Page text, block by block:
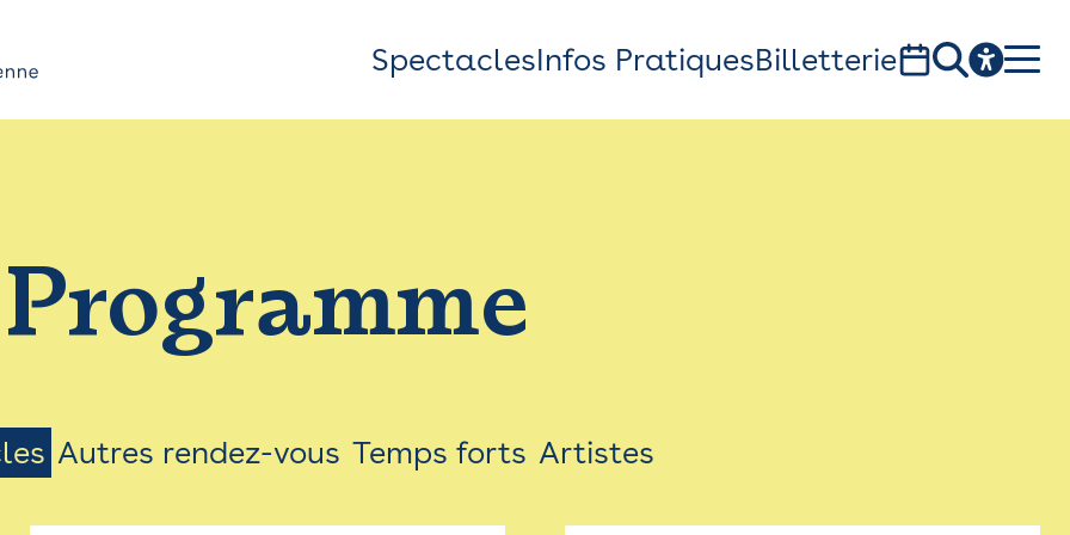
Top
Bar
Menu
SpectaclesInfos PratiquesBilletterie
1, av. du Chateau d'eau - 31300 Toulouse
Programme
Autres rendez-vous Temps forts Artistes